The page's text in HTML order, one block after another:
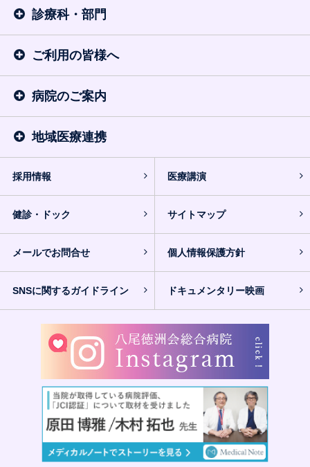
診療科・部門
ご利用の皆様へ
病院のご案内
地域医療連携
採用情報 医療講演
健診・ドック サイトマップ
メールでお問合せ 個人情報保護方針
SNSに関するガイドライン ドキュメンタリー映画